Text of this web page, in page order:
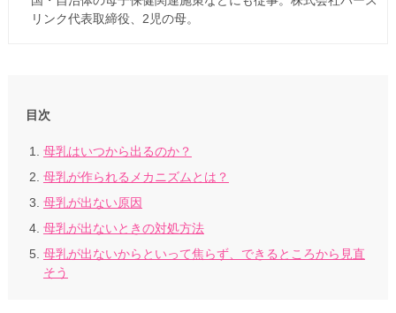
リンク代表取締役、2児の母。
目次
母乳はいつから出るのか？
母乳が作られるメカニズムとは？
母乳が出ない原因
母乳が出ないときの対処方法
母乳が出ないからといって焦らず、できるところから見直
そう